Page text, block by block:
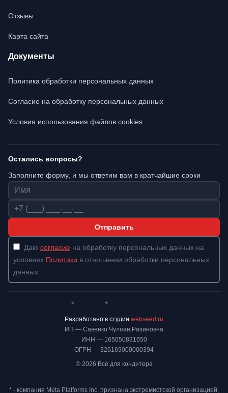
Отзывы
Карта сайта
Документы
Политика обработки персональных данных
Согласие на обработку персональных данных
Условия использования файлов cookies
Остались вопросы?
Заполните форму, и мы ответим вам в кратчайшие сроки
Имя
Телефон
Отправить
Даю согласие на обработку персональных данных на
условиях Политики в отношении обработки персональных
данных.
ИП — Савенко Чулпан Разиновна
ИНН — 165050831650
ОГРН — 326169000000394
© 2026 Всё для кондитера
* *
Разработано в студии webseed.ru
* - компания Meta Platforms Inc. признана экстремистской организацией,